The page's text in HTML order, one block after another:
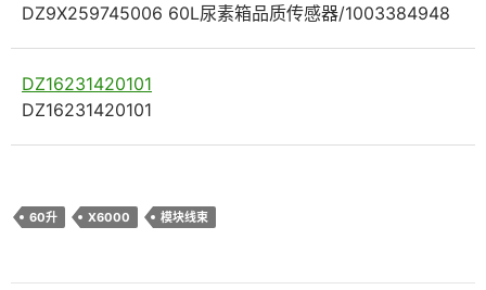
DZ9X259745006 60L尿素箱品质传感器/1003384948
DZ16231420101
DZ16231420101
60升 X6000 模块线束